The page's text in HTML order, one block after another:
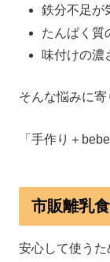
鉄分不足が
たんぱく質
味付けの濃
そんな悩みに寄
「手作り＋
市販離乳
安心して使うた